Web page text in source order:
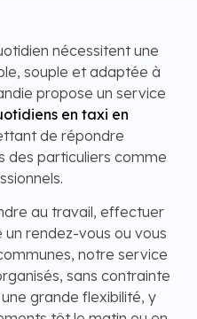
nécessitent une
souple et adaptée à
propose un service
en taxi en
de répondre
des particuliers comme
au travail, effectuer
rendez-vous ou vous
notre service
sans contrainte
grande flexibilité, y